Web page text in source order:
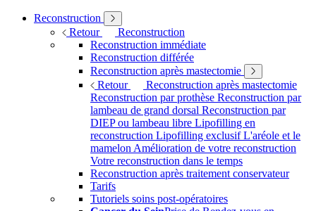
Reconstruction
Retour
Reconstruction
Reconstruction immédiate
Reconstruction différée
Reconstruction après mastectomie
Retour
Reconstruction après mastectomie
Reconstruction par prothèse Reconstruction par
lambeau de grand dorsal Reconstruction par
DIEP ou lambeau libre Lipofilling en
reconstruction Lipofilling exclusifL'aréole et le
mamelon Amélioration de votre reconstruction
Votre reconstruction dans le temps
Reconstruction après traitement conservateur
Tarifs
Tutoriels soins post-opératoires